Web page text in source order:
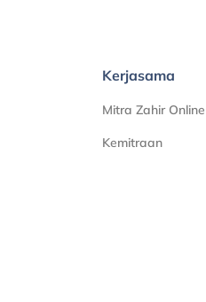
Kerjasama
Mitra Zahir Online
Kemitraan